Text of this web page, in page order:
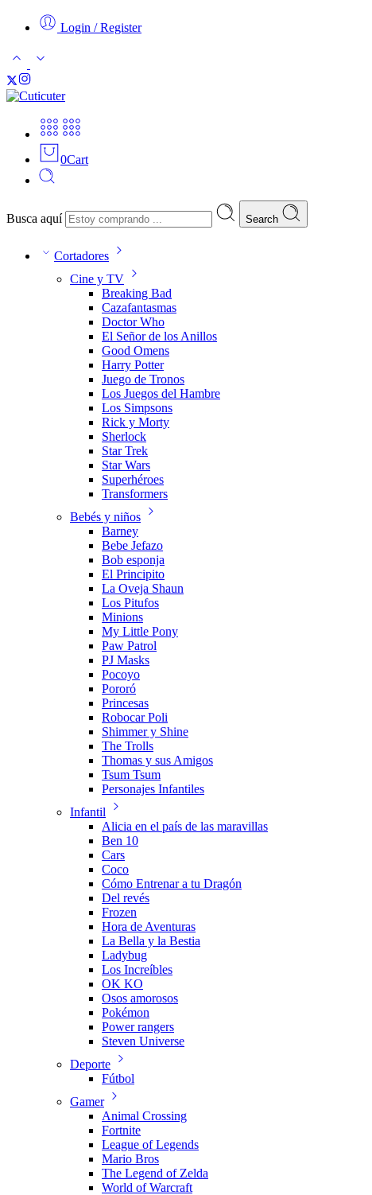
Login / Register
0Cart
Busca aquí Search
Cortadores
Cine y TV
Breaking Bad
Cazafantasmas
Doctor Who
El Señor de los Anillos
Good Omens
Harry Potter
Juego de Tronos
Los Juegos del Hambre
Los Simpsons
Rick y Morty
Sherlock
Star Trek
Star Wars
Superhéroes
Transformers
Bebés y niños
Barney
Bebe Jefazo
Bob esponja
El Principito
La Oveja Shaun
Los Pitufos
Minions
My Little Pony
Paw Patrol
PJ Masks
Pocoyo
Pororó
Princesas
Robocar Poli
Shimmer y Shine
The Trolls
Thomas y sus Amigos
Tsum Tsum
Personajes Infantiles
Infantil
Alicia en el país de las maravillas
Ben 10
Cars
Coco
Cómo Entrenar a tu Dragón
Del revés
Frozen
Hora de Aventuras
La Bella y la Bestia
Ladybug
Los Increíbles
OK KO
Osos amorosos
Pokémon
Power rangers
Steven Universe
Deporte
Fútbol
Gamer
Animal Crossing
Fortnite
League of Legends
Mario Bros
The Legend of Zelda
World of Warcraft